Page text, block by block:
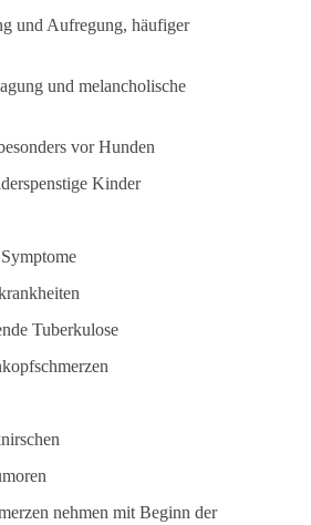
und Aufregung, häufiger
und melancholische
vor Hunden
Kinder
Tuberkulose
nehmen mit Beginn der